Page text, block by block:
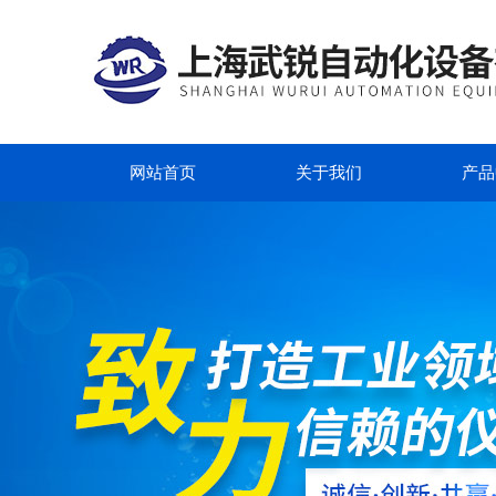
网站首页 关于我们 产